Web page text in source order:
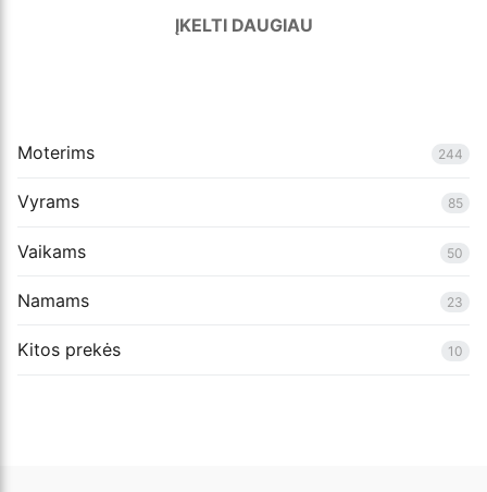
ĮKELTI DAUGIAU
Moterims 244
Vyrams 85
Vaikams 50
Namams 23
Kitos prekės 10